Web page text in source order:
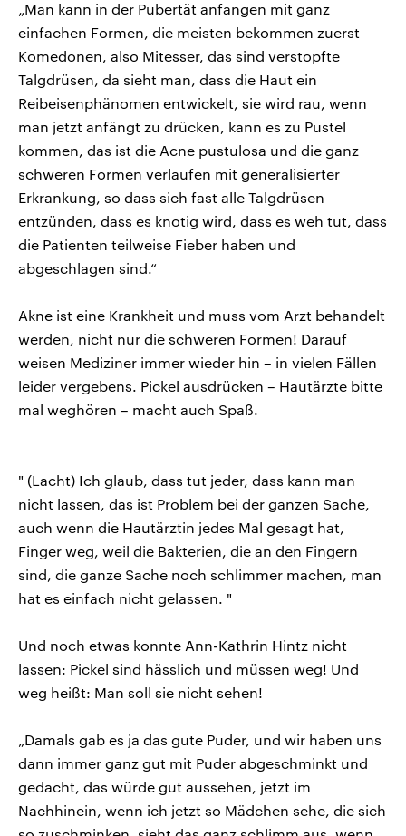
„Man kann in der Pubertät anfangen mit ganz
einfachen Formen, die meisten bekommen zuerst
Komedonen, also Mitesser, das sind verstopfte
Talgdrüsen, da sieht man, dass die Haut ein
Reibeisenphänomen entwickelt, sie wird rau, wenn
man jetzt anfängt zu drücken, kann es zu Pustel
kommen, das ist die Acne pustulosa und die ganz
schweren Formen verlaufen mit generalisierter
Erkrankung, so dass sich fast alle Talgdrüsen
entzünden, dass es knotig wird, dass es weh tut, dass
die Patienten teilweise Fieber haben und
abgeschlagen sind.“
Akne ist eine Krankheit und muss vom Arzt behandelt
werden, nicht nur die schweren Formen! Darauf
weisen Mediziner immer wieder hin – in vielen Fällen
leider vergebens. Pickel ausdrücken – Hautärzte bitte
mal weghören – macht auch Spaß.
" (Lacht) Ich glaub, dass tut jeder, dass kann man
nicht lassen, das ist Problem bei der ganzen Sache,
auch wenn die Hautärztin jedes Mal gesagt hat,
Finger weg, weil die Bakterien, die an den Fingern
sind, die ganze Sache noch schlimmer machen, man
hat es einfach nicht gelassen. "
Und noch etwas konnte Ann-Kathrin Hintz nicht
lassen: Pickel sind hässlich und müssen weg! Und
weg heißt: Man soll sie nicht sehen!
„Damals gab es ja das gute Puder, und wir haben uns
dann immer ganz gut mit Puder abgeschminkt und
gedacht, das würde gut aussehen, jetzt im
Nachhinein, wenn ich jetzt so Mädchen sehe, die sich